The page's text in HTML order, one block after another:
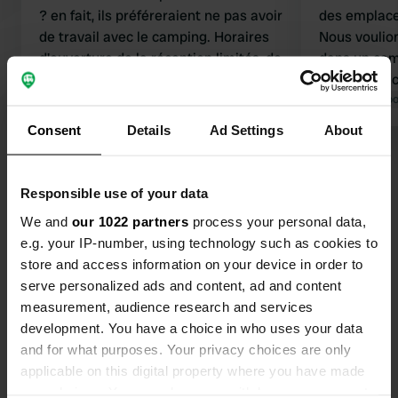
Consent Details Ad Settings About
Responsible use of your data
We and our 1022 partners process your personal data,
e.g. your IP-number, using technology such as cookies to
store and access information on your device in order to
serve personalized ads and content, ad and content
measurement, audience research and services
development. You have a choice in who uses your data
and for what purposes. Your privacy choices are only
applicable on this digital property where you have made
? en fait, ils préféreraient ne pas avoir
de travail avec le camping. Horaires
d'ouverture de la réception limités, de
un tarif trop élevé si vous en parlez. Il
sera ajusté. La convivialité envers le
Limbourg du Sud soit si cher. Cela
des
Nous
dans un
était sur le
et une
le temps
Traduit par
Contact